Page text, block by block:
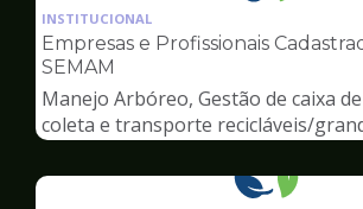
pagina
Meio
Ambiente
INSTITUCIONAL
Empresas e Profissionais
SEMAM
Manejo Arbóreo, Gestão de caixa
coleta e transporte recicláveis/